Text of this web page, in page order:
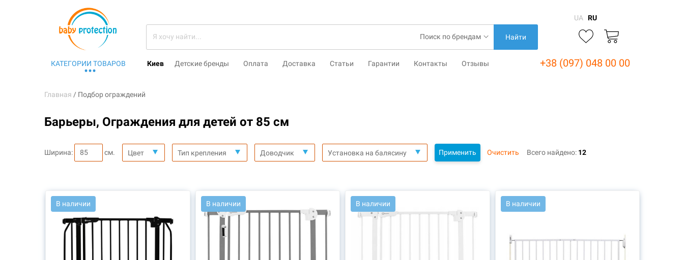
Найти
UA RU
КАТЕГОРИИ ТОВАРОВ Киев Детские бренды Оплата Доставка Статьи Гарантии Контакты Отзывы +38 (097) 048 00 00
Главная Подбор ограждений
Барьеры, Ограждения для детей от 85 см
Ширина: см. Цвет Тип крепления Доводчик Установка на балясину Применить Очистить Всего найдено: 12
В наличии
АРТ.: 46403 В наличии
АРТ.: 45991 В наличии
АРТ.: 45929 В наличии
АРТ.: 46412